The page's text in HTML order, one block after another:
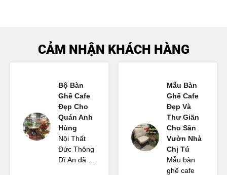
CẢM NHẬN KHÁCH HÀNG
Bộ Bàn
Ghế Cafe
Đẹp Cho
Quán Anh
Hùng
Nội Thất
Đức Thông
Dĩ An đã tư
Mẫu Bàn
Ghế Cafe
Đẹp Và
Thư Giãn
Cho Sân
Vườn Nhà
Chị Tú
Mẫu bàn
ghế cafe